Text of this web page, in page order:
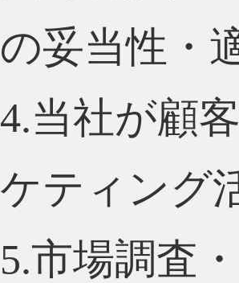
の妥当性・
4.当社が顧
ケティング
5.市場調査